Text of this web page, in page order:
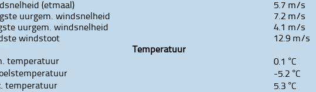
(etmaal)
5.7 m/s
uurgem. windsnelheid
7.2 m/s
uurgem. windsnelheid
4.1 m/s
windstoot
12.9 m/s
Temperatuur
temperatuur
0.1 °C
-5.2 °C
temperatuur
5.3 °C